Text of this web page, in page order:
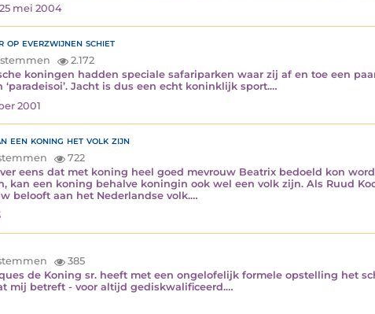
25 mei 2004
everzwijnen schiet
stemmen
2.172
koningen hadden speciale safariparken waar zij af en toe een
Jacht is dus een echt koninklijk sport.…
2001
een koning het volk zijn
722
eens dat met koning heel goed mevrouw Beatrix bedoeld kon
kan een koning behalve koningin ook wel een volk zijn. Als Ruud
belooft aan het Nederlandse volk.…
385
de Koning sr. heeft met een ongelofelijk formele opstelling het
mij betreft - voor altijd gediskwalificeerd.…